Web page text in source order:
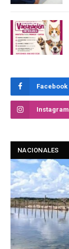
Facebook
Instagram
NACIONALES